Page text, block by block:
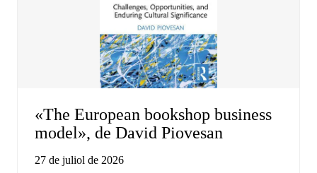
«The European bookshop business
model», de David Piovesan
27 de juliol de 2026